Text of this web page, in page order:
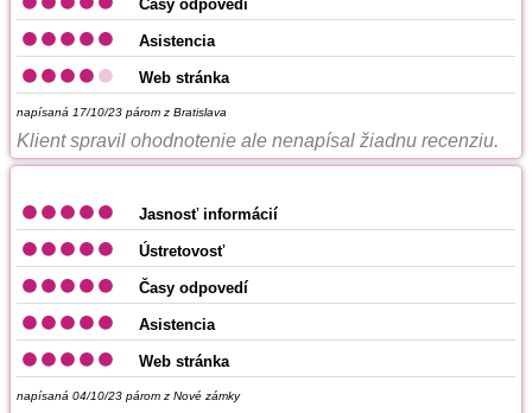
Časy odpovedí
Asistencia
Web stránka
napísaná 17/10/23 párom z Bratislava
Klient spravil ohodnotenie ale nenapísal žiadnu recenziu.
Jasnosť informácií
Ústretovosť
Časy odpovedí
Asistencia
Web stránka
napísaná 04/10/23 párom z Nové zámky